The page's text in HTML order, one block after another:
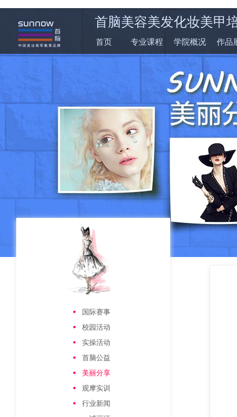
首脑美容美发化妆美甲
首页 专业课程 学院概况 作品
国际赛事
校园活动
实操活动
首脑公益
美丽分享
观摩实训
行业新闻